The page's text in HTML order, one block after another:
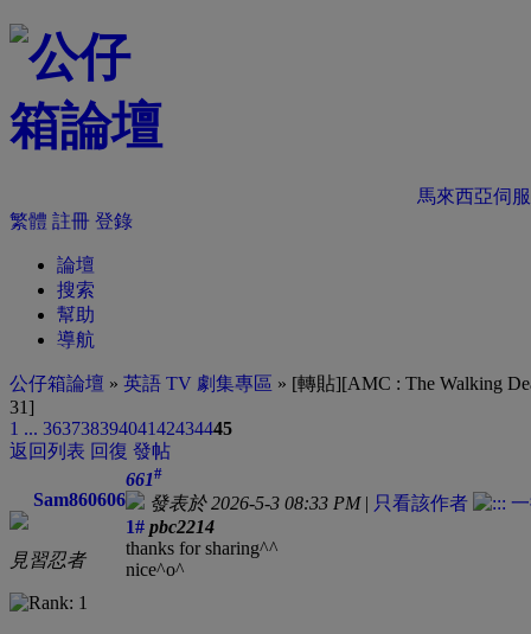
馬來西亞伺
繁體 註冊 登錄
論壇
搜索
幫助
導航
公仔箱論壇 » 英語 TV 劇集專區 » [轉貼][AMC : The Walking
31]
1 ... 36373839404142434445
返回列表 回復 發帖
Sam860606
見習忍者
661#
發表於 2026-5-3 08:33 PM| 只看該作者
1# pbc2214
thanks for sharing^^
nice^o^